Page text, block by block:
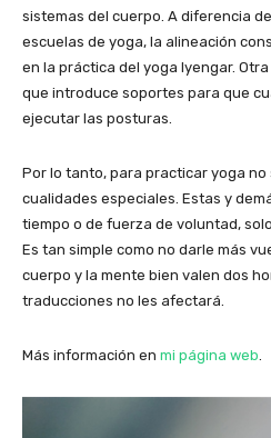
sistemas del cuerpo. A diferencia
escuelas de yoga, la alineación
en la práctica del yoga Iyengar.
que introduce soportes para que
ejecutar las posturas.
Por lo tanto, para practicar yoga
cualidades especiales. Estas y
tiempo o de fuerza de voluntad,
Es tan simple como no darle más
cuerpo y la mente bien valen dos
traducciones no les afectará.
Más información en mi página web